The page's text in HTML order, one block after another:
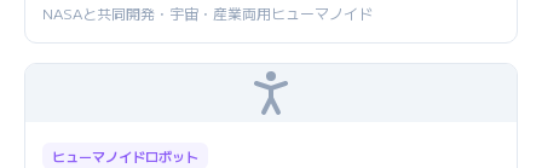
NASAと共同開発・宇宙・産業両用ヒューマノイド
ヒューマノイドロボット